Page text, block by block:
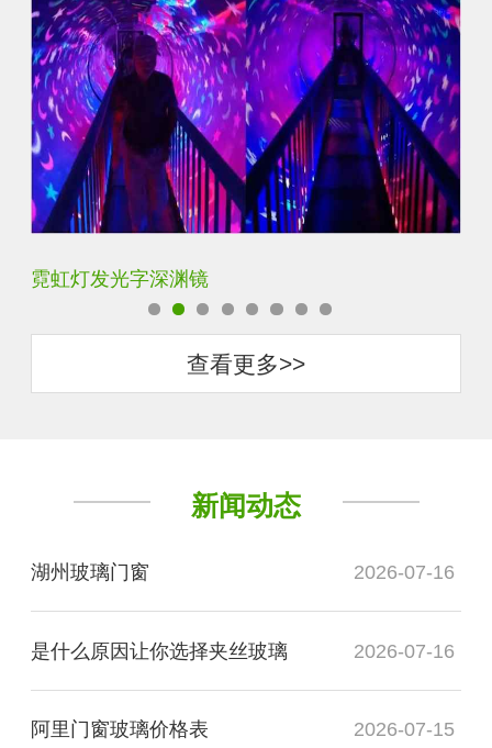
霓虹灯发光字深渊镜
查看更多>>
新闻动态
湖州玻璃门窗 2026-07-16
是什么原因让你选择夹丝玻璃 2026-07-16
阿里门窗玻璃价格表 2026-07-15